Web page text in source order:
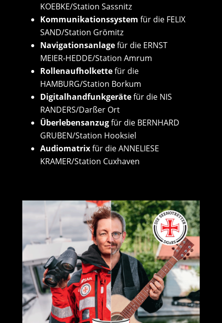
KOEBKE/Station Sassnitz
Kommunikationssystem für die FELIX
SAND/Station Grömitz
Navigationsanlagefür die ERNST
MEIER-HEDDE/Station Amrum
Rollenaufholkettefür die
HAMBURG/Station Borkum
Digitalhandfunkgerätefür die NIS
RANDERS/Darßer Ort
Überlebensanzugfür die BERNHARD
GRUBEN/Station Hooksiel
Audiomatrixfür die ANNELIESE
KRAMER/Station Cuxhaven